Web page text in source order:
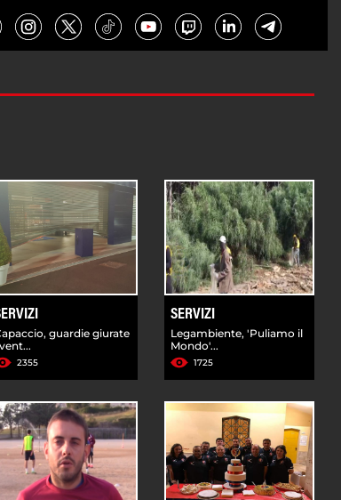
guardie giurate
2355
SERVIZI
Legambiente, 'Puliamo il
Mondo'...
1725